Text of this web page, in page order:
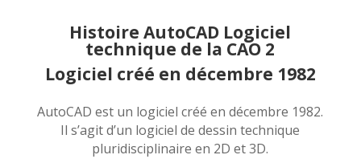
Histoire AutoCAD Logiciel
technique de la CAO 2
Logiciel créé en décembre 1982
AutoCAD est un logiciel créé en décembre 1982.
Il s’agit d’un logiciel de dessin technique
pluridisciplinaire en 2D et 3D.